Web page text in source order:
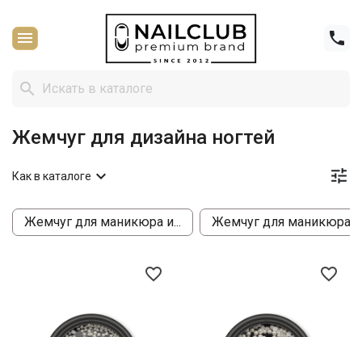
 

Жемчуг для дизайна ногтей

Как в каталоге 
Жемчуг для маникюра и... Жемчуг для маникюра
favorite_border favorite_border